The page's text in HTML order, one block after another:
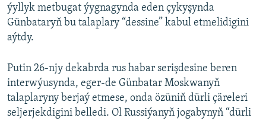
ýyllyk metbugat ýygnagynda eden çykyşynda
Günbataryň bu talaplary “dessine” kabul etmelidigini
aýtdy.
Putin 26-njy dekabrda rus habar serişdesine beren
interwýusynda, eger-de Günbatar Moskwanyň
talaplaryny berjaý etmese, onda özüniň dürli çäreleri
seljerjekdigini belledi. Ol Russiýanyň jogabynyň “dürli